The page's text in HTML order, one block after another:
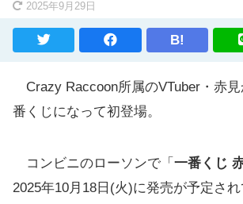
2025年9月29日
B!
Crazy Raccoon所属のVTuber・赤
番くじになって初登場。
コンビニのローソンで「 一番くじ
2025年10月18日(火)に発売が予定さ